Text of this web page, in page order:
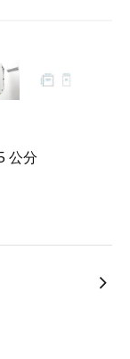
公分